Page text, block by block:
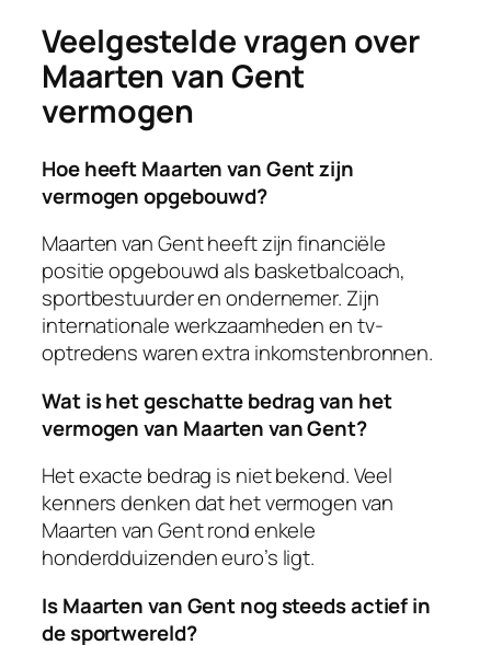
Veelgestelde vragen over
Maarten van Gent
vermogen
Hoe heeft Maarten van Gent zijn
vermogen opgebouwd?
Maarten van Gent heeft zijn financiële
positie opgebouwd als basketbalcoach,
sportbestuurder en ondernemer. Zijn
internationale werkzaamheden en tv-
optredens waren extra inkomstenbronnen.
Wat is het geschatte bedrag van het
vermogen van Maarten van Gent?
Het exacte bedrag is niet bekend. Veel
kenners denken dat het vermogen van
Maarten van Gent rond enkele
honderdduizenden euro’s ligt.
Is Maarten van Gent nog steeds actief in
de sportwereld?